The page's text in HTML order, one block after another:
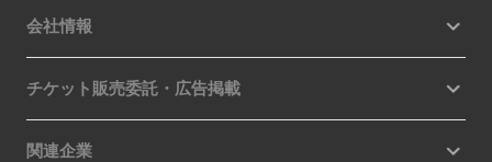
会社情報
チケット販売委託・広告掲載
関連企業